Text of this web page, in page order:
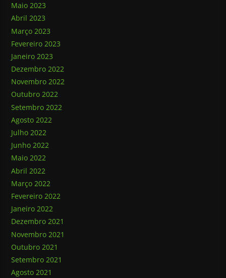
Maio 2023
Abril 2023
Março 2023
Fevereiro 2023
Janeiro 2023
Dezembro 2022
Novembro 2022
Outubro 2022
Setembro 2022
Agosto 2022
Julho 2022
Junho 2022
Maio 2022
Abril 2022
Março 2022
Fevereiro 2022
Janeiro 2022
Dezembro 2021
Novembro 2021
Outubro 2021
Setembro 2021
Agosto 2021